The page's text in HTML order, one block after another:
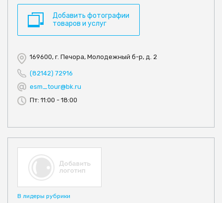
Добавить фотографии
товаров и услуг
169600, г. Печора, Молодежный б-р, д. 2
(82142) 72916
esm_tour@bk.ru
Пт: 11:00 - 18:00
В лидеры рубрики